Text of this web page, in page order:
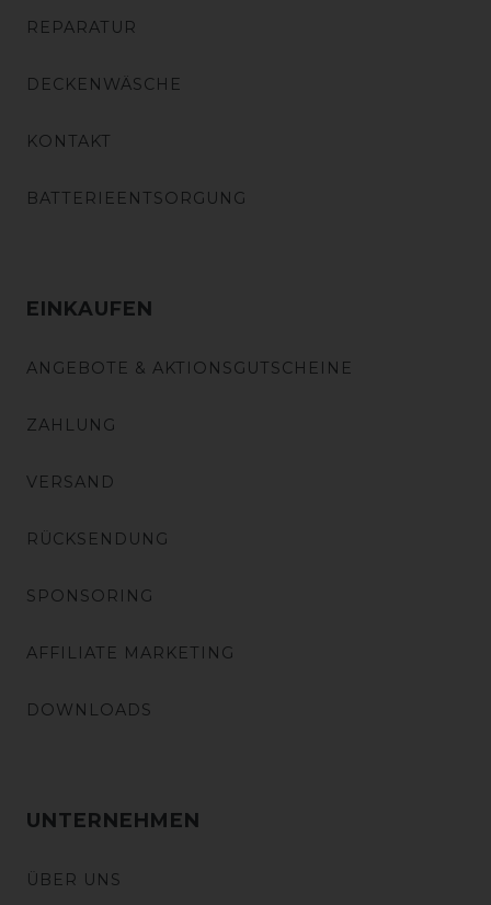
REPARATUR
DECKENWÄSCHE
KONTAKT
BATTERIEENTSORGUNG
EINKAUFEN
ANGEBOTE & AKTIONSGUTSCHEINE
ZAHLUNG
VERSAND
RÜCKSENDUNG
SPONSORING
AFFILIATE MARKETING
DOWNLOADS
UNTERNEHMEN
ÜBER UNS